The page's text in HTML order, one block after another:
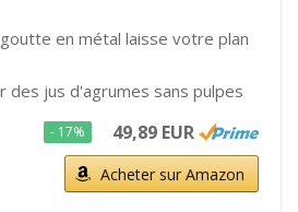
en métal laisse votre plan
des jus d'agrumes sans pulpes
- 17% 49,89 EUR
Acheter sur Amazon